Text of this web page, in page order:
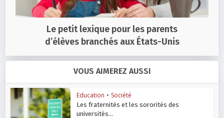
Le petit lexique pour les parents
d’élèves branchés aux États-Unis
VOUS AIMEREZ AUSSI
Education • Société
Les fraternités et les sororités des
universités...